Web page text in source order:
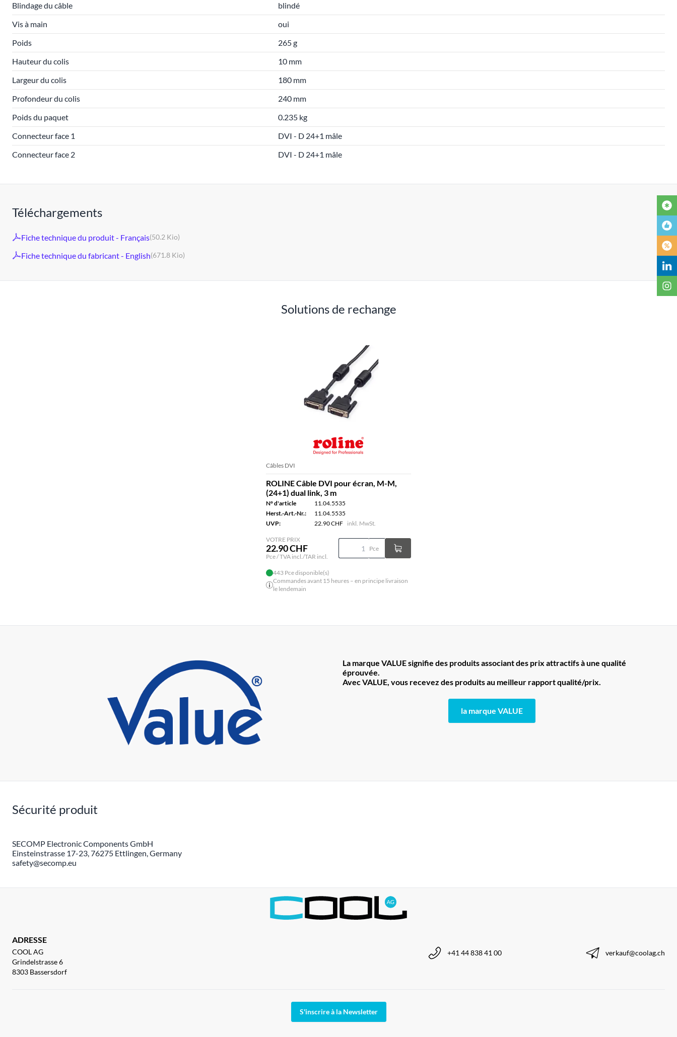
Blindage du câble
blindé
Vis à main
oui
Poids
265 g
Hauteur du colis
10 mm
Largeur du colis
180 mm
Profondeur du colis
240 mm
Poids du paquet
0.235 kg
Connecteur face 1
DVI - D 24+1 mâle
Connecteur face 2
DVI - D 24+1 mâle
Téléchargements
Fiche technique du produit - Français(50.2 Kio)
Fiche technique du fabricant - English(671.8 Kio)
Solutions de rechange
Câbles DVI
ROLINE Câble DVI pour écran, M-M,
(24+1) dual link, 3 m
N° d'article
11.04.5535
Herst.-Art.-Nr.:
11.04.5535
UVP:
22.90 CHF inkl. MwSt.
VOTRE PRIX
22.90 CHF
Pce / TVA incl./TAR incl.
Pce
443 Pce disponible(s)
Commandes avant 15 heures – en principe livraison
le lendemain
La marque VALUE signifie des produits associant des prix attractifs à une qualité
éprouvée.
Avec VALUE, vous recevez des produits au meilleur rapport qualité/prix.
la marque VALUE
Sécurité produit
SECOMP Electronic Components GmbH
Einsteinstrasse 17-23, 76275 Ettlingen, Germany
safety@secomp.eu
ADRESSE
COOL AG
Grindelstrasse 6
8303 Bassersdorf
+41 44 838 41 00 verkauf@coolag.ch
S'inscrire à la Newsletter